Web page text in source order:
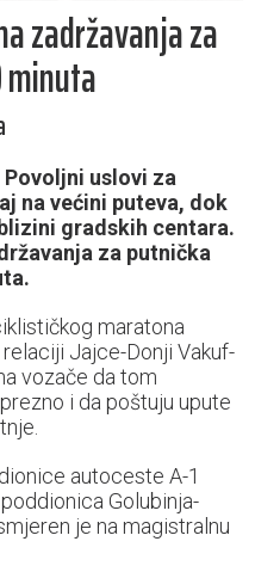
zadržavanja za
Povoljni uslovi za
na većini puteva, dok
gradskih centara.
za putnička
maratona
Jajce-Donji Vakuf-
vozače da tom
i da poštuju upute
autoceste A-1
Golubinja-
je na magistralnu